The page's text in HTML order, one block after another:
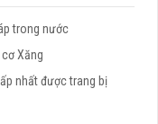
trong nước
Xăng
nhất được trang bị